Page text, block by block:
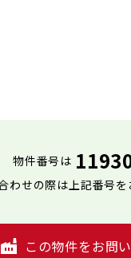
物件番号は
わせの際は上記番号
この物件をお問